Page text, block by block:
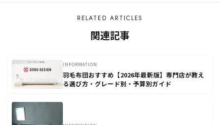
RELATED ARTICLES
関連記事
INFORMATION
羽毛布団おすすめ【2026年最新版】専門店が教え
る選び方・グレード別・予算別ガイド